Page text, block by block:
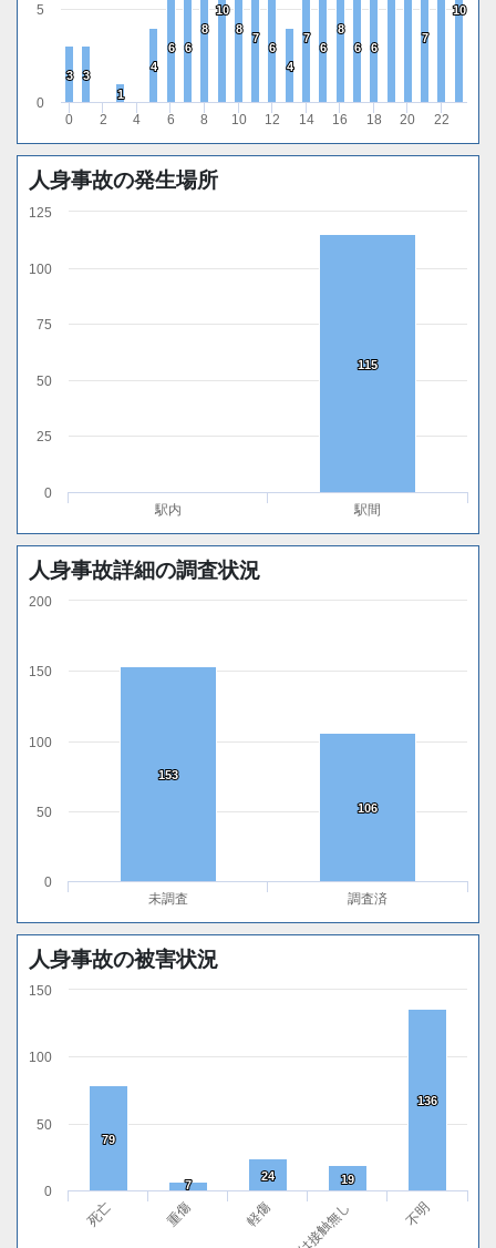
3
3 3
3
1
1
4
4
6
6 6
6
8
8
10
10
8
8
7
7
6
6
4
4
7
7
6
6
8
8
6
6 6
6
7
7
10
10
0 2 4 6 8 10 12 14 16 18 20 22
0
5
人身事故の発生場所
115
115
駅内 駅間
0
25
50
75
100
125
人身事故詳細の調査状況
153
153
106
106
未調査 調査済
0
50
100
150
200
人身事故の被害状況
79
79
7
7
24
24 19
19
136
136
死亡 重傷 軽傷 不明
0
50
100
150